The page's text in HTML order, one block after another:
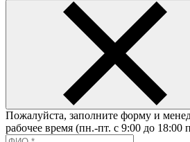
Пожалуйста, заполните форму и
рабочее время (пн.-пт. с 9:00 до 18:00